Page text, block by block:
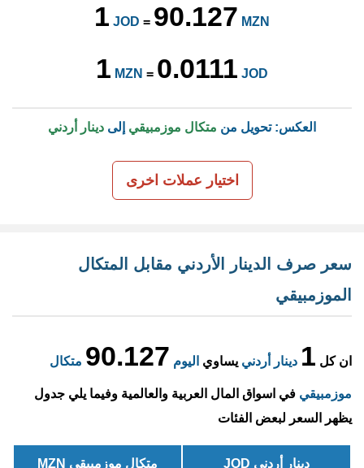
1 JOD = 90.127 MZN
1 MZN = 0.0111 JOD
العكس: تحويل من متكال موزمبيقي إلى دينار أردني
اختيار عملات اخرى
سعر صرف الدينار الأردني مقابل المتكال
الموزمبيقي
ان كل 1 دينار أردني يساوي اليوم 90.127 متكال
موزمبيقي في اسواق المال العربية والعالمية وفيما يلي جدول
يظهر السعر لبعض الفئات
دينار أردني JOD متكال موزمبيقي MZN